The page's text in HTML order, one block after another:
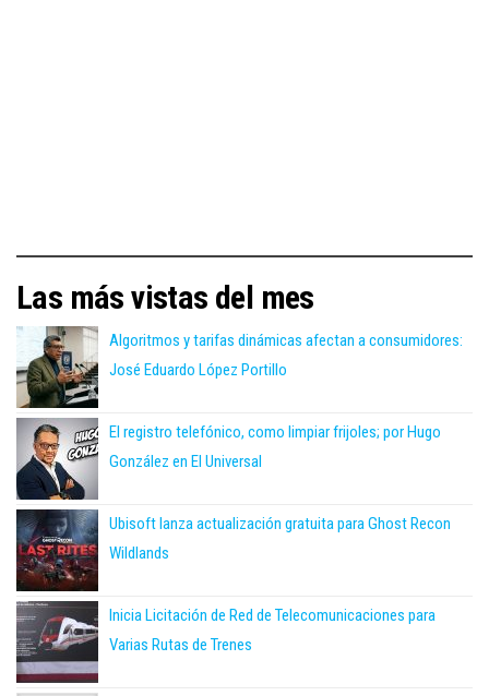
Las más vistas del mes
Algoritmos y tarifas dinámicas afectan a consumidores:
José Eduardo López Portillo
El registro telefónico, como limpiar frijoles; por Hugo
González en El Universal
Ubisoft lanza actualización gratuita para Ghost Recon
Wildlands
Inicia Licitación de Red de Telecomunicaciones para
Varias Rutas de Trenes